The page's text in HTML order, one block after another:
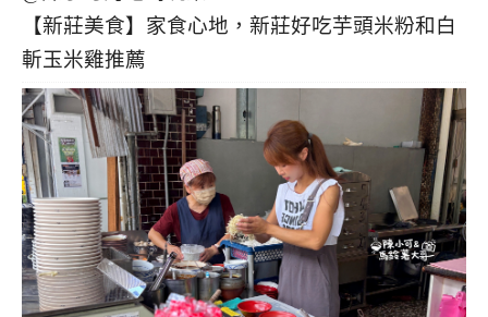
【新莊美食】家食心地，新莊好吃芋頭米粉和白
斬玉米雞推薦